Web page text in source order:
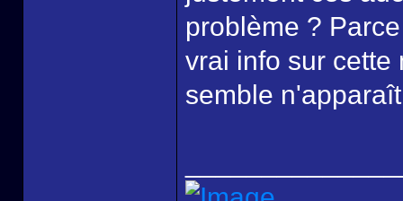
problème ?
vrai info sur
semble